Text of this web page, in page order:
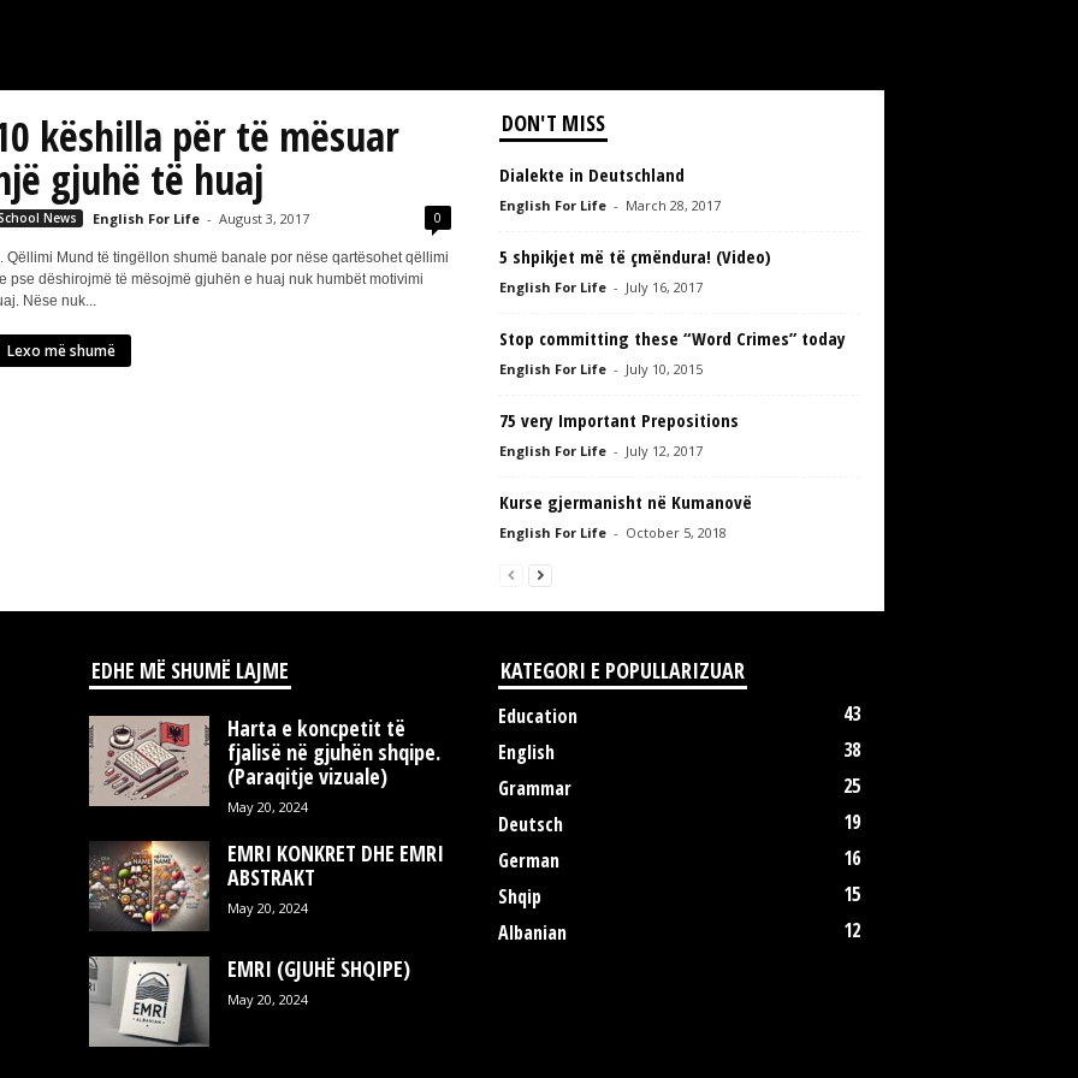
këshilla për të mësuar
gjuhë të huaj
News English For Life - August 3, 2017 0
Qëllimi Mund të tingëllon shumë banale por nëse qartësohet qëllimi
pse dëshirojmë të mësojmë gjuhën e huaj nuk humbët motivimi
Nëse nuk...
Lexo më shumë
DON'T MISS
Dialekte in Deutschland
English For Life - March 28, 2017
5 shpikjet më të çmëndura! (Video)
English For Life - July 16, 2017
Stop committing these “Word Crimes” today
English For Life - July 10, 2015
75 very Important Prepositions
English For Life - July 12, 2017
Kurse gjermanisht në Kumanovë
English For Life - October 5, 2018
EDHE MË SHUMË LAJME
Harta e koncpetit të
fjalisë në gjuhën shqipe.
(Paraqitje vizuale)
May 20, 2024
EMRI KONKRET DHE EMRI
ABSTRAKT
May 20, 2024
EMRI (GJUHË SHQIPE)
May 20, 2024
KATEGORI E POPULLARIZUAR
Education
43
English
38
Grammar
25
Deutsch
19
German
16
Shqip
15
Albanian
12